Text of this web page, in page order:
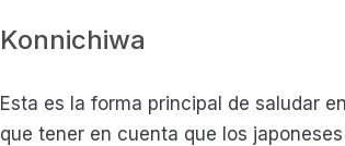
Konnichiwa
Esta es la forma principal de saludar
que tener en cuenta que los